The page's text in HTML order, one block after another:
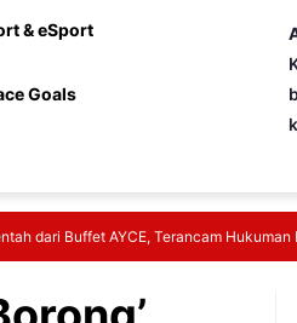
& eSport
Goals
dari Buffet AYCE, Terancam Hukuman